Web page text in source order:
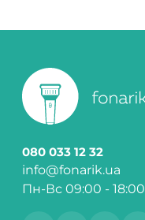
080 033 12 32
info@fonarik.ua
Пн-Вс 09:00 - 18:00